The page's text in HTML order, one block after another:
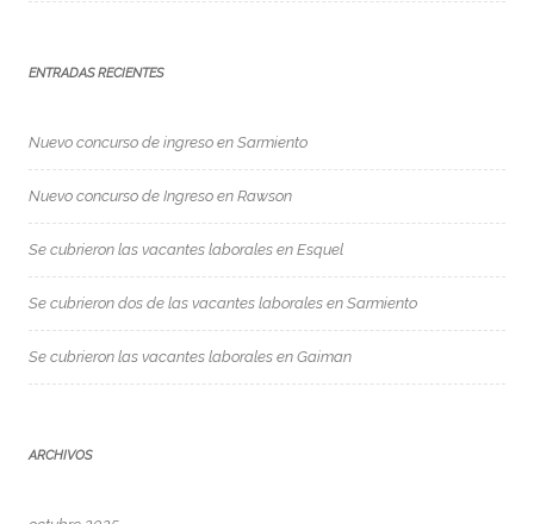
ENTRADAS RECIENTES
Nuevo concurso de ingreso en Sarmiento
Nuevo concurso de Ingreso en Rawson
Se cubrieron las vacantes laborales en Esquel
Se cubrieron dos de las vacantes laborales en Sarmiento
Se cubrieron las vacantes laborales en Gaiman
ARCHIVOS